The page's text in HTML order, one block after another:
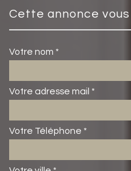
cette annonce
Votre nom *
Votre adresse mail *
Votre Téléphone *